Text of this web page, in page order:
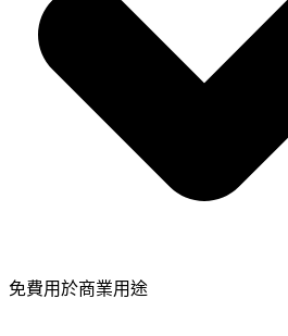
免費用於商業用途